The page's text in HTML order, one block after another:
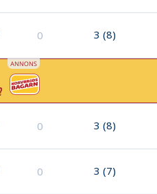
0 3 (8)
0 3 (8)
0 3 (7)